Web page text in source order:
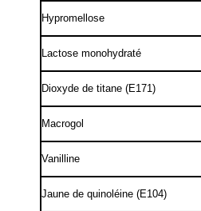
Hypromellose
Lactose monohydraté
Dioxyde de titane (E171)
Macrogol
Vanilline
Jaune de quinoléine (E104)